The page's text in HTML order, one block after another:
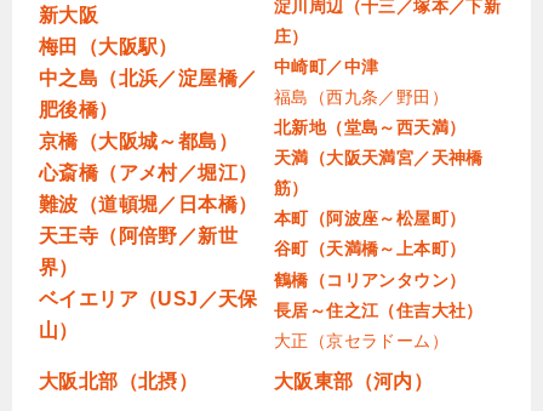
新大阪
梅田（大阪駅）
中之島（北浜／淀屋橋／
肥後橋）
京橋（大阪城～都島）
心斎橋（アメ村／堀江）
難波（道頓堀／日本橋）
天王寺（阿倍野／新世
界）
ベイエリア（USJ／天保
山）
淀川周辺（十三／塚本／下新
庄）
中崎町／中津
福島（西九条／野田）
北新地（堂島～西天満）
天満（大阪天満宮／天神橋
筋）
本町（阿波座～松屋町）
谷町（天満橋～上本町）
鶴橋（コリアンタウン）
長居～住之江（住吉大社）
大正（京セラドーム）
大阪北部（北摂） 大阪東部（河内）